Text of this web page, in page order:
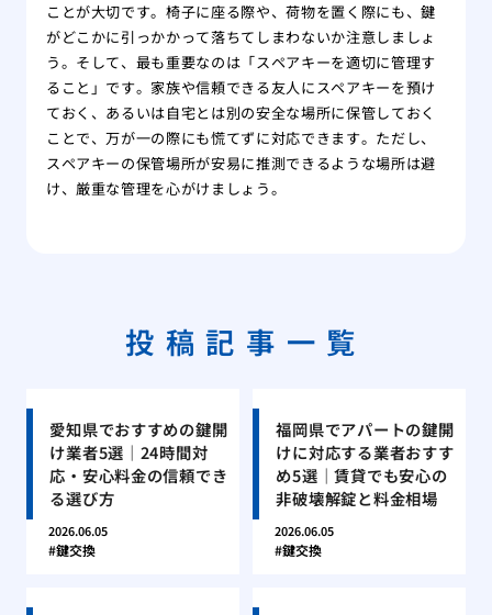
ことが大切です。椅子に座る際や、荷物を置く際にも、鍵
がどこかに引っかかって落ちてしまわないか注意しましょ
う。そして、最も重要なのは「スペアキーを適切に管理す
ること」です。家族や信頼できる友人にスペアキーを預け
ておく、あるいは自宅とは別の安全な場所に保管しておく
ことで、万が一の際にも慌てずに対応できます。ただし、
スペアキーの保管場所が安易に推測できるような場所は避
け、厳重な管理を心がけましょう。
投稿記事一覧
愛知県でおすすめの鍵開
け業者5選｜24時間対
応・安心料金の信頼でき
る選び方
2026.06.05
鍵交換
福岡県でアパートの鍵開
けに対応する業者おすす
め5選｜賃貸でも安心の
非破壊解錠と料金相場
2026.06.05
鍵交換